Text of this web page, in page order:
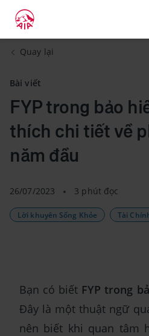
Quay lại
Bài viết
FYP trong bảo
thích chi tiết về
năm đầu
26/07/2023 3 phút đọc
Lời khuyên Sống Khỏe Tài
Bạn có biết FYP trong
Đây là một thuật ngữ
nên biết khi quan tâm